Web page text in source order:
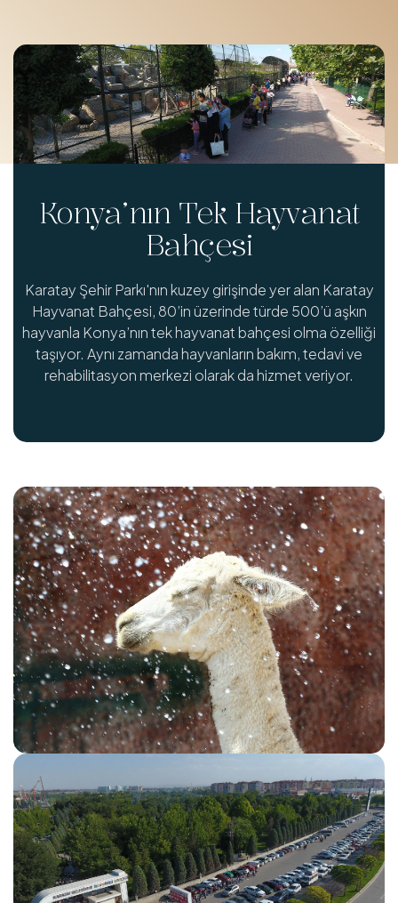
Konya’nın Tek Hayvanat
Bahçesi
Karatay Şehir Parkı'nın kuzey girişinde yer alan Karatay
Hayvanat Bahçesi, 80’in üzerinde türde 500’ü aşkın
hayvanla Konya’nın tek hayvanat bahçesi olma özelliği
taşıyor. Aynı zamanda hayvanların bakım, tedavi ve
rehabilitasyon merkezi olarak da hizmet veriyor.